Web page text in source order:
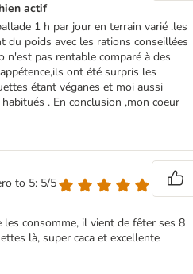
actif
1 h par jour en terrain varié .les
du poids avec les rations conseillées
n'est pas rentable comparé à des
ont été surpris les
étant véganes et moi aussi
. En conclusion ,mon coeur
to 5: 5/5
consomme, il vient de fêter ses 8
là, super caca et excellente